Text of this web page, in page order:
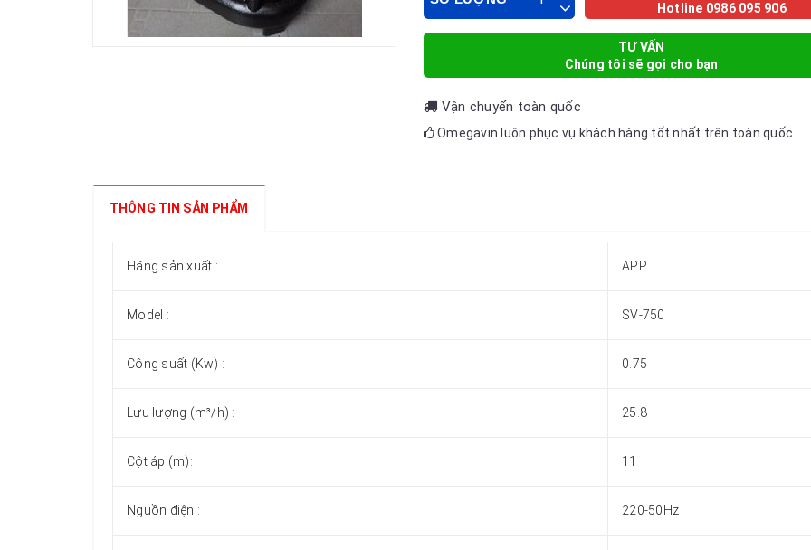
Hotline 0986 095 906
TƯ VẤN
Chúng tôi sẽ gọi cho bạn
Vận chuyển toàn quốc
Omegavin luôn phục vụ khách hàng tốt nhất trên toàn quốc.
THÔNG TIN SẢN PHẨM
Hãng sản xuất : APP
Model : SV-750
Công suất (Kw) : 0.75
Lưu lượng (m³/h) : 25.8
Cột áp (m): 11
Nguồn điện : 220-50Hz